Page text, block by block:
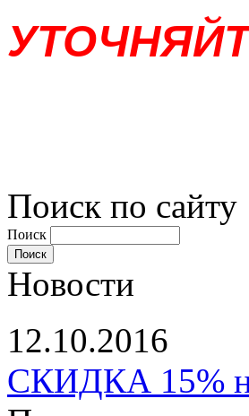
Поиск по сайту
Поиск
Новости
12.10.2016
СКИДКА 15%